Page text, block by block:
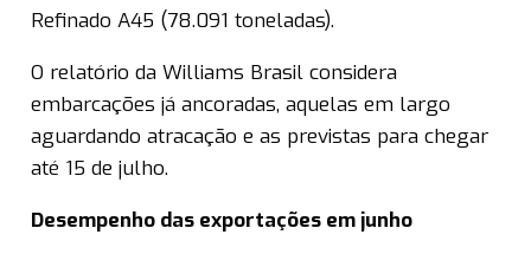
Refinado A45 (78.091 toneladas).
O relatório da Williams Brasil considera
embarcações já ancoradas, aquelas em largo
aguardando atracação e as previstas para chegar
até 15 de julho.
Desempenho das exportações em junho